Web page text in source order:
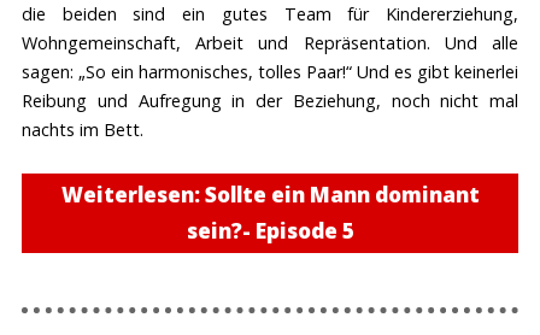
Was du dafür tun musst?
Abonniere den Podcast auf ITunes
Schreibe eine Rezension- aber Achtung: Ich
brauchen eine schriftliche Bewertung -
Sternebewertungen reichen nicht, da ich so den
Absender nicht zurückverfolgen kann.
Teile den Podcast mit mindestens einem Freund!
Gerne kannst du den Podcast auch auf Spotify, YouTube,
die beiden sind ein gutes Team für Kindererziehung,
Wohngemeinschaft, Arbeit und Repräsentation. Und alle
sagen: „So ein harmonisches, tolles Paar!“ Und es gibt keinerlei
Reibung und Aufregung in der Beziehung, noch nicht mal
nachts im Bett.
Weiterlesen: Sollte ein Mann dominant
sein?- Episode 5